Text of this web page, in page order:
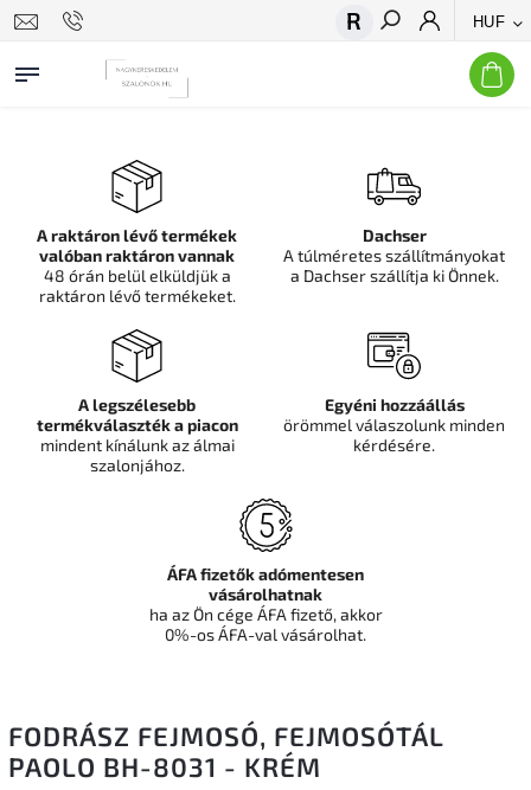
HUF
Keresés
FODRÁSZ FEJMOSÓ, FEJMOSÓTÁL
PAOLO BH-8031 - KRÉM
A raktáron lévő termékek
valóban raktáron vannak
48 órán belül elküldjük a
raktáron lévő termékeket.
Dachser
A túlméretes szállítmányokat
a Dachser szállítja ki Önnek.
A legszélesebb
termékválaszték a piacon
mindent kínálunk az álmai
szalonjához.
Egyéni hozzáállás
örömmel válaszolunk minden
kérdésére.
ÁFA fizetők adómentesen
vásárolhatnak
ha az Ön cége ÁFA fizető, akkor
0%-os ÁFA-val vásárolhat.